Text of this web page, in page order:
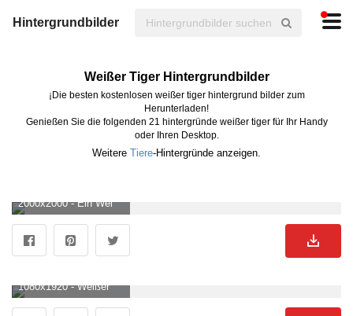
Hintergrundbilder
Weißer Tiger Hintergrundbilder
¡Die besten kostenlosen weißer tiger hintergrund bilder zum
Herunterladen!
Genießen Sie die folgenden 21 hintergründe weißer tiger für Ihr Handy
oder Ihren Desktop.
Weitere Tiere-Hintergründe anzeigen.
2000x2000 - Ein Weißer Tiger Vor Dem Hintergrund Eines Wunderschönen Sakura Gartens Generative Ai. Weißer Tiger Hintergrundbild für Handy.
1080x1920 - Weißer Tiger Wallpaper KOSTENLOS. Weißer Tiger Hintergrundbild für Handy.